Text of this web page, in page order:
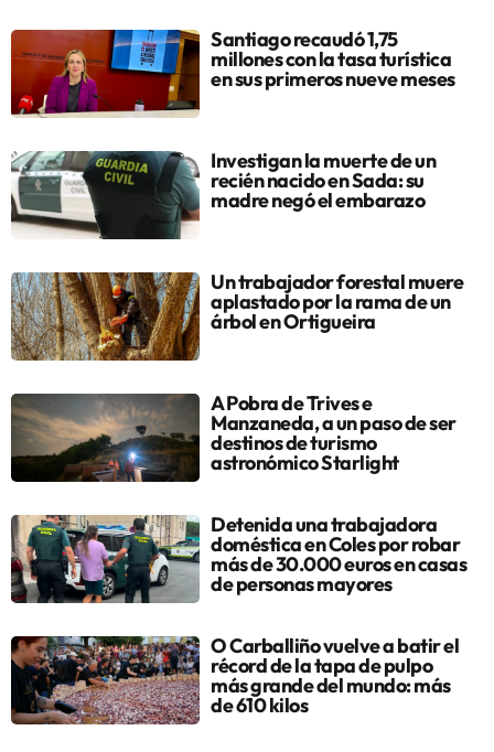
Santiago recaudó 1,75
millones con la tasa turística
en sus primeros nueve meses
Investigan la muerte de un
recién nacido en Sada: su
madre negó el embarazo
Un trabajador forestal muere
aplastado por la rama de un
árbol en Ortigueira
A Pobra de Trives e
Manzaneda, a un paso de ser
destinos de turismo
astronómico Starlight
Detenida una trabajadora
doméstica en Coles por robar
más de 30.000 euros en casas
de personas mayores
O Carballiño vuelve a batir el
récord de la tapa de pulpo
más grande del mundo: más
de 610 kilos